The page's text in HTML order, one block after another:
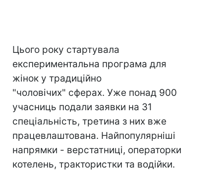
Цього року стартувала
експериментальна програма для
жінок у традиційно
"чоловічих" сферах. Уже понад 900
учасниць подали заявки на 31
спеціальність, третина з них вже
працевлаштована. Найпопулярніші
напрямки - верстатниці, операторки
котелень, трактористки та водійки.